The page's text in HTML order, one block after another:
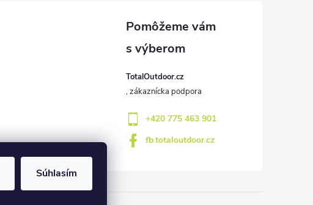
Súhlasím
TotalOutdoor.cz
+420 775 463 901
fb.totaloutdoor.cz